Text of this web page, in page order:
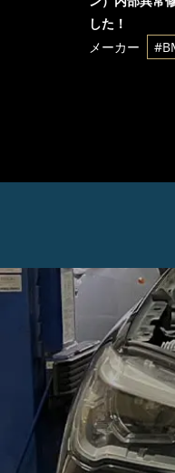
した！
メーカー